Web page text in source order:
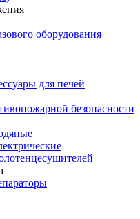
оборудования
для печей
безопасности